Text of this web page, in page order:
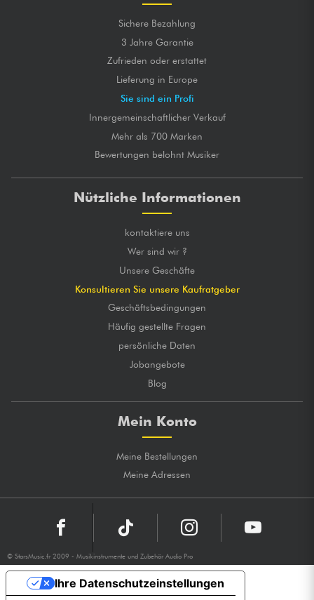
Sichere Bezahlung
3 Jahre Garantie
Zufrieden oder erstattet
Lieferung in Europe
Sie sind ein Profi
Innergemeinschaftlicher Verkauf
Mehr als 700 Marken
Bewertungen belohnt Musiker
Nützliche Informationen
kontaktiere uns
Wer sind wir ?
Unsere Geschäfte
Konsultieren Sie unsere Kaufratgeber
Geschäftsbedingungen
Häufig gestellte Fragen
persönliche Daten
Jobangebote
Blog
Mein Konto
Meine Bestellungen
Meine Adressen
© StarsMusic.fr 2009 - Musikinstrumente und Zubehör Audio Pro
Ihre Datenschutzeinstellungen